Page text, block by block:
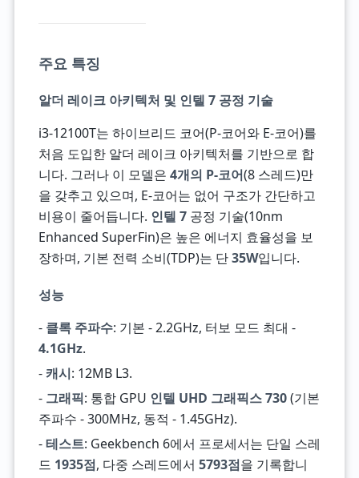
주요 특징
알더 레이크 아키텍처 및 인텔 7 공정 기술
i3-12100T는 하이브리드 코어(P-코어와 E-코어)를
처음 도입한 알더 레이크 아키텍처를 기반으로 합
니다. 그러나 이 모델은 4개의 P-코어(8 스레드)만
을 갖추고 있으며, E-코어는 없어 구조가 간단하고
비용이 줄어듭니다. 인텔 7공정 기술(10nm
Enhanced SuperFin)은 높은 에너지 효율성을 보
장하며, 기본 전력 소비(TDP)는 단35W입니다.
성능
- 클록 주파수: 기본 - 2.2GHz, 터보 모드 최대 -
4.1GHz.
-캐시: 12MB L3.
- 그래픽: 통합 GPU 인텔 UHD 그래픽스 730(기본
주파수 - 300MHz, 동적 - 1.45GHz).
-테스트: Geekbench 6에서 프로세서는 단일 스레
드 1935점, 다중 스레드에서 5793점을 기록합니